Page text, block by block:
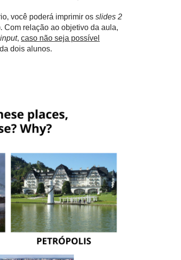
você poderá imprimir os slides 2
Com relação ao objetivo da aula,
input, caso não seja possível
dois alunos.